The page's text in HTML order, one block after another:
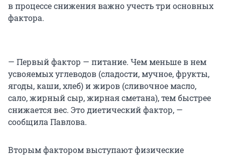
в процессе снижения важно учесть три основных
фактора.
— Первый фактор — питание. Чем меньше в нем
усвояемых углеводов (сладости, мучное, фрукты,
ягоды, каши, хлеб) и жиров (сливочное масло,
сало, жирный сыр, жирная сметана), тем быстрее
снижается вес. Это диетический фактор, —
сообщила Павлова.
Вторым фактором выступают физические